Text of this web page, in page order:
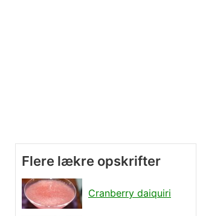
Flere lækre opskrifter
Cranberry daiquiri